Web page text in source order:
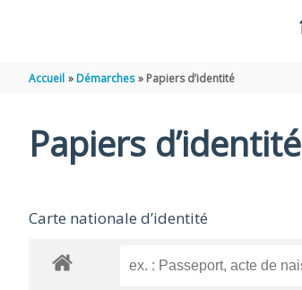
Accueil Démarches Papiers d’identité
Papiers d’identité
Carte nationale d’identité